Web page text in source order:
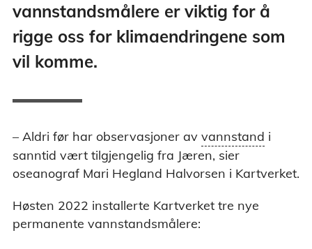
vannstandsmålere er viktig for å
rigge oss for klimaendringene som
vil komme.
– Aldri før har observasjoner av vannstand
bestemt sted på et gitt tidspunkt. Havets
vannstand påvirkes av tidevann og
lufttrykk, m.m.).
i
sanntid vært tilgjengelig fra Jæren, sier
oseanograf Mari Hegland Halvorsen i Kartverket.
Høsten 2022 installerte Kartverket tre nye
permanente vannstandsmålere: